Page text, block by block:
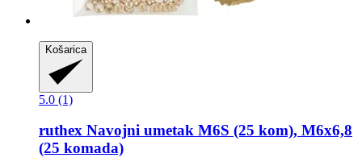
Košarica
5.0 (1)
ruthex Navojni umetak M6S (25 kom), M6x6,8
(25 komada)